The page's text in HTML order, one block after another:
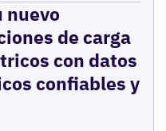
nuevo
de carga
con datos
confiables y